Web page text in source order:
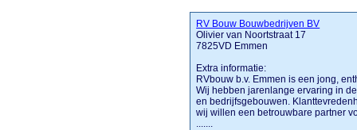
RV Bouw Bouwbedrijven BV
Olivier van Noortstraat 17
7825VD Emmen
Extra informatie:
RVbouw b.v. Emmen is een jong,
Wij hebben jarenlange ervaring in
en bedrijfsgebouwen.
wij willen een betrouwbare partner
.......